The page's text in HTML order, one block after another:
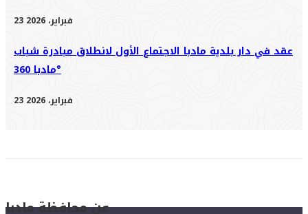
23 فبراير، 2026
عقد في دار بلدية مادبا الاجتماع الأول لانطلاق مبادرة شباب
مادبا 360°
23 فبراير، 2026
عن محافظة مادبا